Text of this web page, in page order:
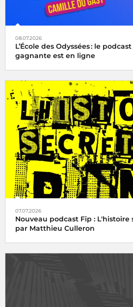
08.07.2026
L’École des Odyssées : le
gagnante est en ligne
07.07.2026
Nouveau podcast Fip :
par Matthieu Culleron